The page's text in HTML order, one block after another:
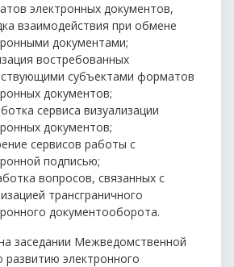
электронных документов,
взаимодействия при обмене
документами;
востребованных
субъектами форматов
документов;
сервиса визуализации
документов;
сервисов работы с
подписью;
вопросов, связанных с
трансграничного
документооборота.
заседании Межведомственной
развитию электронного